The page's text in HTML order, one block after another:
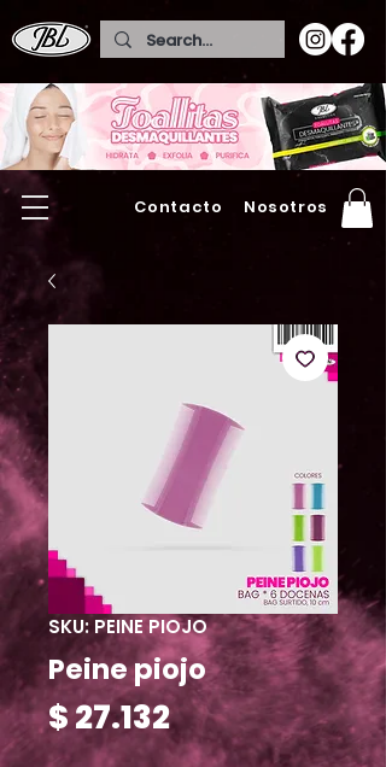
Contacto Nosotros
SKU: PEINE PIOJO
Peine piojo
$ 27.132Precio